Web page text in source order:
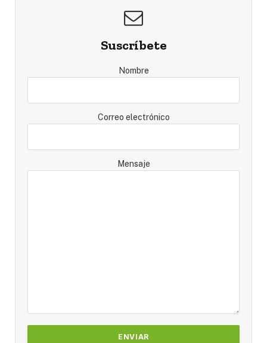
Suscríbete
Nombre
Correo electrónico
Mensaje